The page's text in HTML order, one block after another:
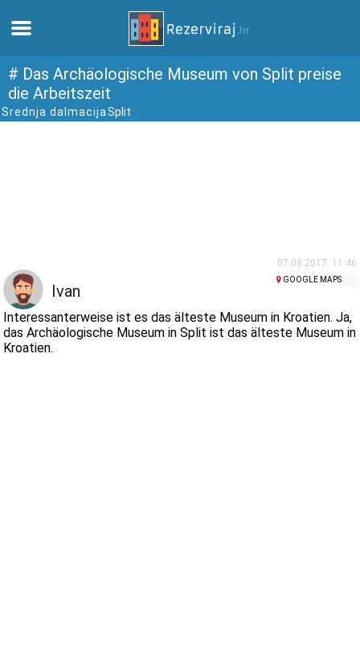
Zuhause
Apartments
Treffen Sie Kroatien
museen
# Das Archäologische Museum von Split preise
die Arbeitszeit
Srednja dalmacija Split
07.08.2017. 11:46
Ivan
GOOGLE MAPS
Interessanterweise ist es das älteste Museum in Kroatien. Ja,
das Archäologische Museum in Split ist das älteste Museum in
Kroatien.